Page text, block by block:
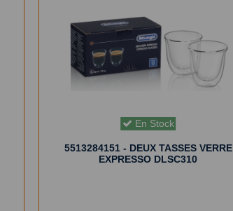
En Stock
5513284151 - DEUX TASSES VERRE
EXPRESSO DLSC310